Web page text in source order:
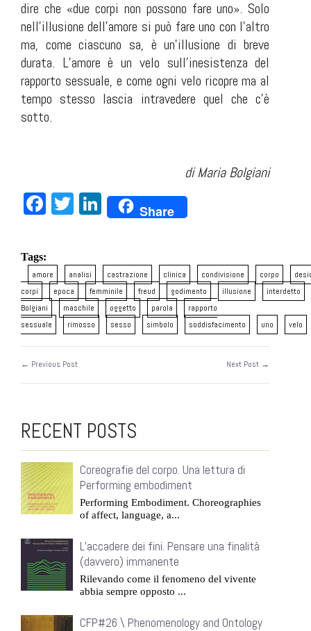
dire che «due corpi non possono fare uno». Solo
nell’illusione dell’amore si può fare uno con l’altro
ma, come ciascuno sa, è un’illusione di breve
durata. L’amore è un velo sull’inesistenza del
rapporto sessuale, e come ogni velo ricopre ma al
tempo stesso lascia intravedere quel che c’è
sotto.
di Maria Bolgiani
Facebook
TwitterLinkedIn
Share
Tags:
amore analisi castrazione clinica condivisione corpo
corpi
epoca femminile freud godimento illusione
interdetto
Bolgiani
maschile oggetto parola
rapporto
sessuale
rimosso sesso simbolo soddisfacimento uno velo
← Previous Post Next Post →
RECENT POSTS
Coreografie del corpo. Una lettura di
Performing embodiment
Performing Embodiment. Choreographies
of affect, language, a...
L’accadere dei fini. Pensare una finalità
(davvero) immanente
Rilevando come il fenomeno del vivente
abbia sempre opposto ...
CFP#26 \ Phenomenology and Ontology